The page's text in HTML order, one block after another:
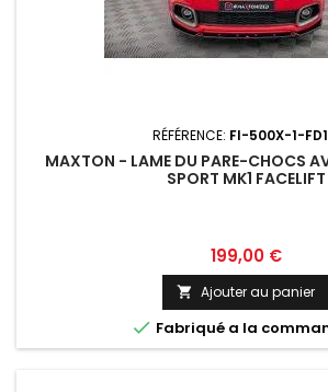
RÉFÉRENCE: FI-500X-1-
MAXTON - LAME DU PARE-CHOCS
SPORT MK1 FACELIFT
Prix
199,00 €
 Ajouter au panier
 Fabriqué a la